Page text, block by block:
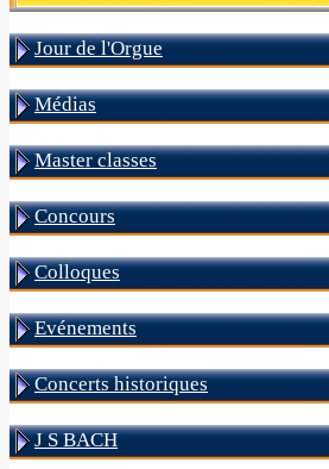
Jour de l'Orgue
Médias
Master classes
Concours
Colloques
Evénements
Concerts historiques
J S BACH